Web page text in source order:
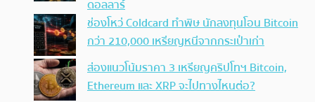
ดอลลาร์
ช่องโหว่ Coldcard ทำพิษ นักลงทุนโอน Bitcoin
กว่า 210,000 เหรียญหนีจากกระเป๋าเก่า
ส่องแนวโน้มราคา 3 เหรียญคริปโทฯ Bitcoin,
Ethereum และ XRP จะไปทางไหนต่อ?